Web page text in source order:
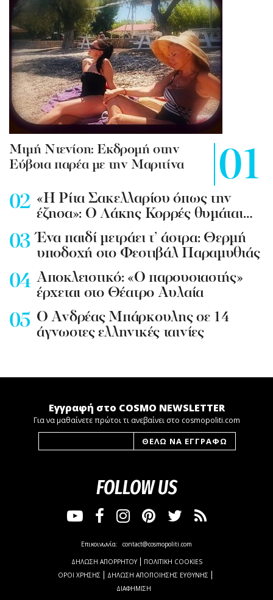
Mιμή Ντενίση: Εκδρομή στην
Εύβοια παρέα με την Μαριτίνα
«Η Ρίτα Σακελλαρίου όπως την
έζησα»: Ο Λάκης Κορρές θυμάται…
Ένα παιδί μετράει τ’ άστρα: Θερμή
υποδοχή στο Φεστιβάλ Παραμυθιάς
Aποκλειστικό: «Ο παρουσιαστής»
έρχεται στο Θέατρο Αυλαία
Ο Ανδρέας Μπάρκουλης σε 14
άγνωστες ελληνικές ταινίες
Εγγραφή στο COSMO NEWSLETTER
Για να μαθαίνετε πρώτοι τι ανεβαίνει στο cosmopoliti.com
FOLLOW US
Επικοινωνία: contact@cosmopoliti.com
ΔΗΛΩΣΗ ΑΠΟΡΡΗΤΟΥ
ΠΟΛΙΤΙΚΗ COOKIES
ΟΡΟΙ ΧΡΗΣΗΣ
ΔΗΛΩΣΗ ΑΠΟΠΟΙΗΣΗΣ ΕΥΘΥΝΗΣ
ΔΙΑΦΗΜΙΣΗ